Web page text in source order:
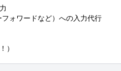
ォワードなど）への入力代行
）